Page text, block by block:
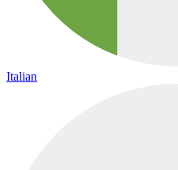
Italian